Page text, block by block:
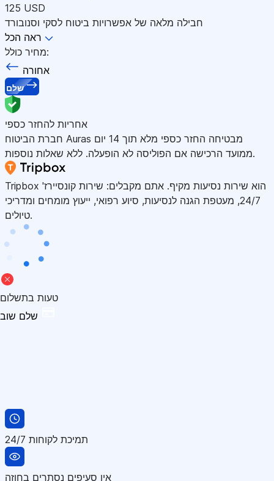
125 USD
חבילה מלאה של אפשרויות ביטוח לסקי וסנובורד
ראה הכל
מחיר כולל:
אחורה
שלם
אחריות להחזר כספי
חברת הביטוח Auras מבטיחה החזר כספי מלא תוך 14 יום
ממועד הרכישה אם הפוליסה לא הופעלה. ללא שאלות נוספות.
Tripbox הוא שירות נסיעות מקיף. אתם מקבלים: שירות קונסיירז'
24/7, מעטפת הגנה לנסיעות, סיוע רפואי, ייעוץ מומחים ומדריכי
טיולים.
טעות בתשלום
תמיכת לקוחות 24/7
אין סעיפים נסתרים בחוזה